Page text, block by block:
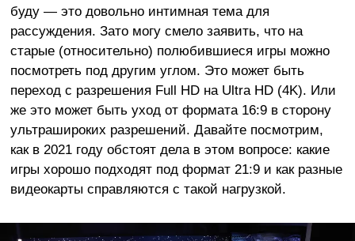
буду — это довольно интимная тема для
рассуждения. Зато могу смело заявить, что на
старые (относительно) полюбившиеся игры можно
посмотреть под другим углом. Это может быть
переход с разрешения Full HD на Ultra HD (4K). Или
же это может быть уход от формата 16:9 в сторону
ультрашироких разрешений. Давайте посмотрим,
как в 2021 году обстоят дела в этом вопросе: какие
игры хорошо подходят под формат 21:9 и как разные
видеокарты справляются с такой нагрузкой.